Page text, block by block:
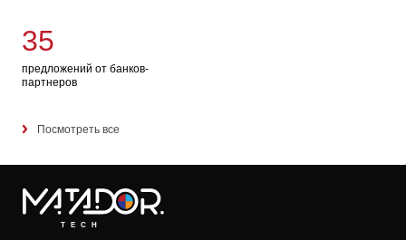
35
предложений от банков-
партнеров
Посмотреть все
TECH